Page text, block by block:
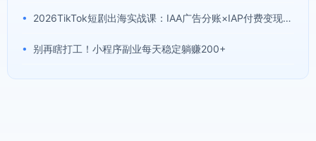
• 2026TikTok短剧出海实战课：IAA广告分账×IAP付费变现×账号搭建×平台规则×双轨爆发×回款全流程
• 别再瞎打工！小程序副业每天稳定躺赚200+